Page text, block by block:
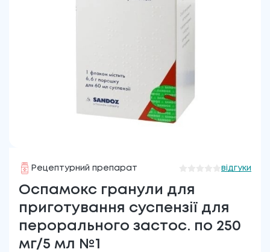
Рецептурний препарат відгуки
Оспамокс гранули для
приготування суспензії для
перорального застос. по 250
мг/5 мл №1